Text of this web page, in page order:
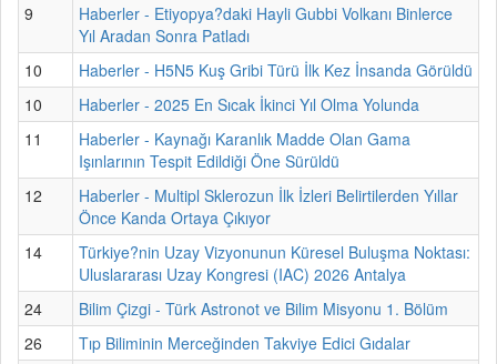
9
Haberler - Etiyopya?daki Hayli Gubbi Volkanı Binlerce
Yıl Aradan Sonra Patladı
10
Haberler - H5N5 Kuş Gribi Türü İlk Kez İnsanda Görüldü
10
Haberler - 2025 En Sıcak İkinci Yıl Olma Yolunda
11
Haberler - Kaynağı Karanlık Madde Olan Gama
Işınlarının Tespit Edildiği Öne Sürüldü
12
Haberler - Multipl Sklerozun İlk İzleri Belirtilerden Yıllar
Önce Kanda Ortaya Çıkıyor
14
Türkiye?nin Uzay Vizyonunun Küresel Buluşma Noktası:
Uluslararası Uzay Kongresi (IAC) 2026 Antalya
24
Bilim Çizgi - Türk Astronot ve Bilim Misyonu 1. Bölüm
26
Tıp Biliminin Merceğinden Takviye Edici Gıdalar